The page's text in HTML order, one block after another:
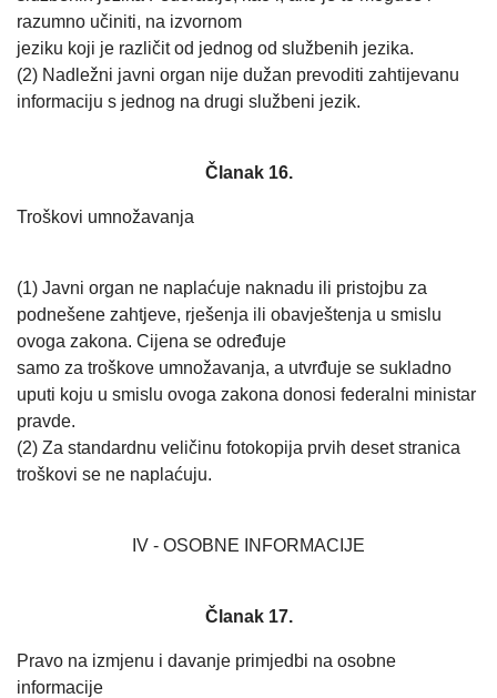
razumno učiniti, na izvornom
jeziku koji je različit od jednog od službenih jezika.
(2) Nadležni javni organ nije dužan prevoditi zahtijevanu
informaciju s jednog na drugi službeni jezik.
Članak 16.
Troškovi umnožavanja
(1) Javni organ ne naplaćuje naknadu ili pristojbu za
podnešene zahtjeve, rješenja ili obavještenja u smislu
ovoga zakona. Cijena se određuje
samo za troškove umnožavanja, a utvrđuje se sukladno
uputi koju u smislu ovoga zakona donosi federalni ministar
pravde.
(2) Za standardnu veličinu fotokopija prvih deset stranica
troškovi se ne naplaćuju.
IV - OSOBNE INFORMACIJE
Članak 17.
Pravo na izmjenu i davanje primjedbi na osobne
informacije